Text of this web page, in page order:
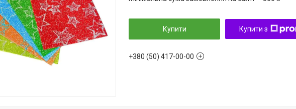
Купити Купити з
+380 (50) 417-00-00